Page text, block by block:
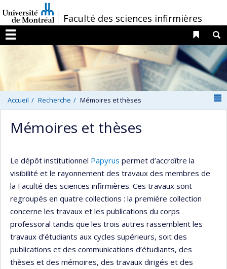
au
contenu
/Faculté des sciences infirmières
Menu
Liens
Accueil Recherche Mémoires et thèses
Mémoires et thèses
Le dépôt institutionnel Papyrus permet d’accroître la
visibilité et le rayonnement des travaux des membres de
la Faculté des sciences infirmières. Ces travaux sont
regroupés en quatre collections : la première collection
concerne les travaux et les publications du corps
professoral tandis que les trois autres rassemblent les
travaux d’étudiants aux cycles supérieurs, soit des
publications et des communications d’étudiants, des
thèses et des mémoires, des travaux dirigés et des